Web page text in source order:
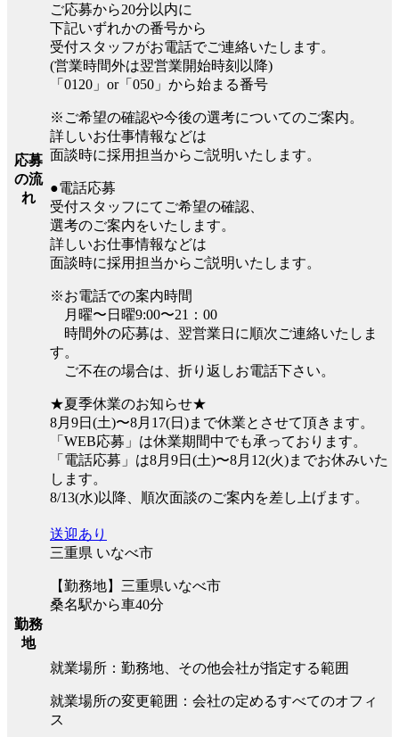
応募
の流
れ
ご応募から20分以内に
下記いずれかの番号から
受付スタッフがお電話でご連絡いたします。
(営業時間外は翌営業開始時刻以降)
「0120」or「050」から始まる番号
※ご希望の確認や今後の選考についてのご案内。
詳しいお仕事情報などは
面談時に採用担当からご説明いたします。
●電話応募
受付スタッフにてご希望の確認、
選考のご案内をいたします。
詳しいお仕事情報などは
面談時に採用担当からご説明いたします。
※お電話での案内時間
月曜〜日曜9:00〜21：00
時間外の応募は、翌営業日に順次ご連絡いたしま
す。
ご不在の場合は、折り返しお電話下さい。
★夏季休業のお知らせ★
8月9日(土)〜8月17(日)まで休業とさせて頂きます。
「WEB応募」は休業期間中でも承っております。
「電話応募」は8月9日(土)〜8月12(火)までお休みいた
します。
8/13(水)以降、順次面談のご案内を差し上げます。
勤務
地
送迎あり
三重県 いなべ市
【勤務地】三重県いなべ市
桑名駅から車40分
就業場所：勤務地、その他会社が指定する範囲
就業場所の変更範囲：会社の定めるすべてのオフィ
ス